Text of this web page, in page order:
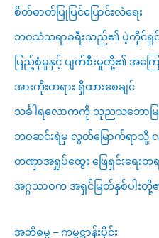
စိတ်ဓာတ်ပြုပြင်ပြောင်းလဲရေး
ဘဝသံသရာခရီးသည်၏ ပဲ့ကိုင်ရှင်
ပြည့်စုံမှုနှင့် ပျက်စီးမှုတို့၏ အကြေ
အားကိုးတရား ရှိထားစေချင်
သင်္ခါရလောကကို သုညသဘောမ
ဘဝဆင်းရဲမှ လွတ်မြောက်ရာသို့ လ
တဏှာအရှုပ်ထွေး ဖြေရှင်းရေးတရ
အဂ္ဂသာဝက အရှင်မြတ်နှစ်ပါးတို့
အဘိဓမ္မ – ကမ္မဋ္ဌာန်းပိုင်း